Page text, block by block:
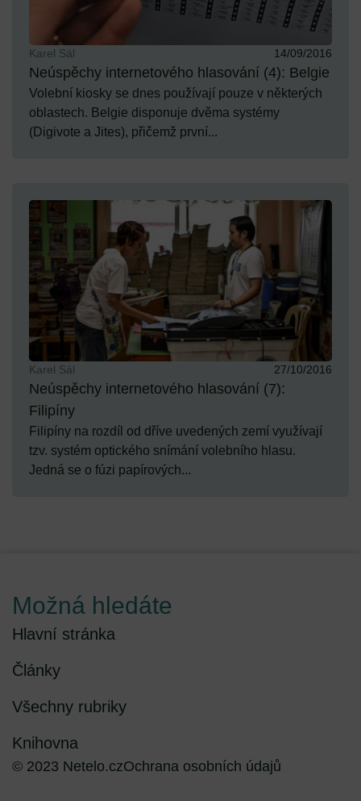
Karel Sál 14/09/2016
Neúspěchy internetového hlasování (4): Belgie
Volební kiosky se dnes používají pouze v některých
oblastech. Belgie disponuje dvěma systémy
(Digivote a Jites), přičemž první...
Karel Sál 27/10/2016
Neúspěchy internetového hlasování (7):
Filipíny
Filipíny na rozdíl od dříve uvedených zemí využívají
tzv. systém optického snímání volebního hlasu.
Jedná se o fúzi papírových...
Možná hledáte
Hlavní stránka
Články
Všechny rubriky
Knihovna
© 2023 Netelo.czOchrana osobních údajů